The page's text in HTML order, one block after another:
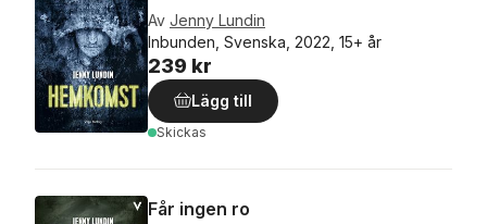
Av Jenny Lundin
Inbunden, Svenska, 2022, 15+ år
239 kr
Lägg till
Skickas
Får ingen ro